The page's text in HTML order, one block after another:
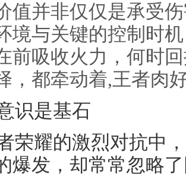
值并非仅仅是承受
境与关键的控制时
前吸收火力，何时
，都牵动着,王者肉
识是基石
荣耀的激烈对抗中
爆发，却常常忽略